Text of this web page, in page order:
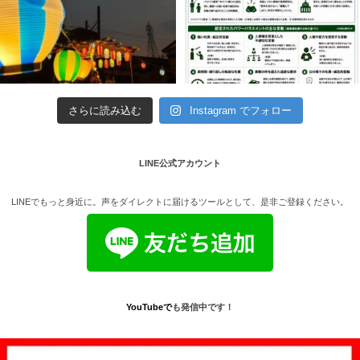
さらに読み込む Instagram でフォロー
LINE公式アカウント
LINEでもっと身近に。声をダイレクトに届けるツールとして、是非ご登録ください。
YouTubeでも発信中です！